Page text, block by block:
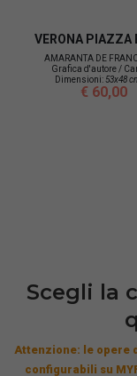
VERONA PIAZZA
AMARANTA DE
Grafica d'autore /
Dimensioni:53x48
€ 60,00
Scegli la
Attenzione: le opere
configurabili su